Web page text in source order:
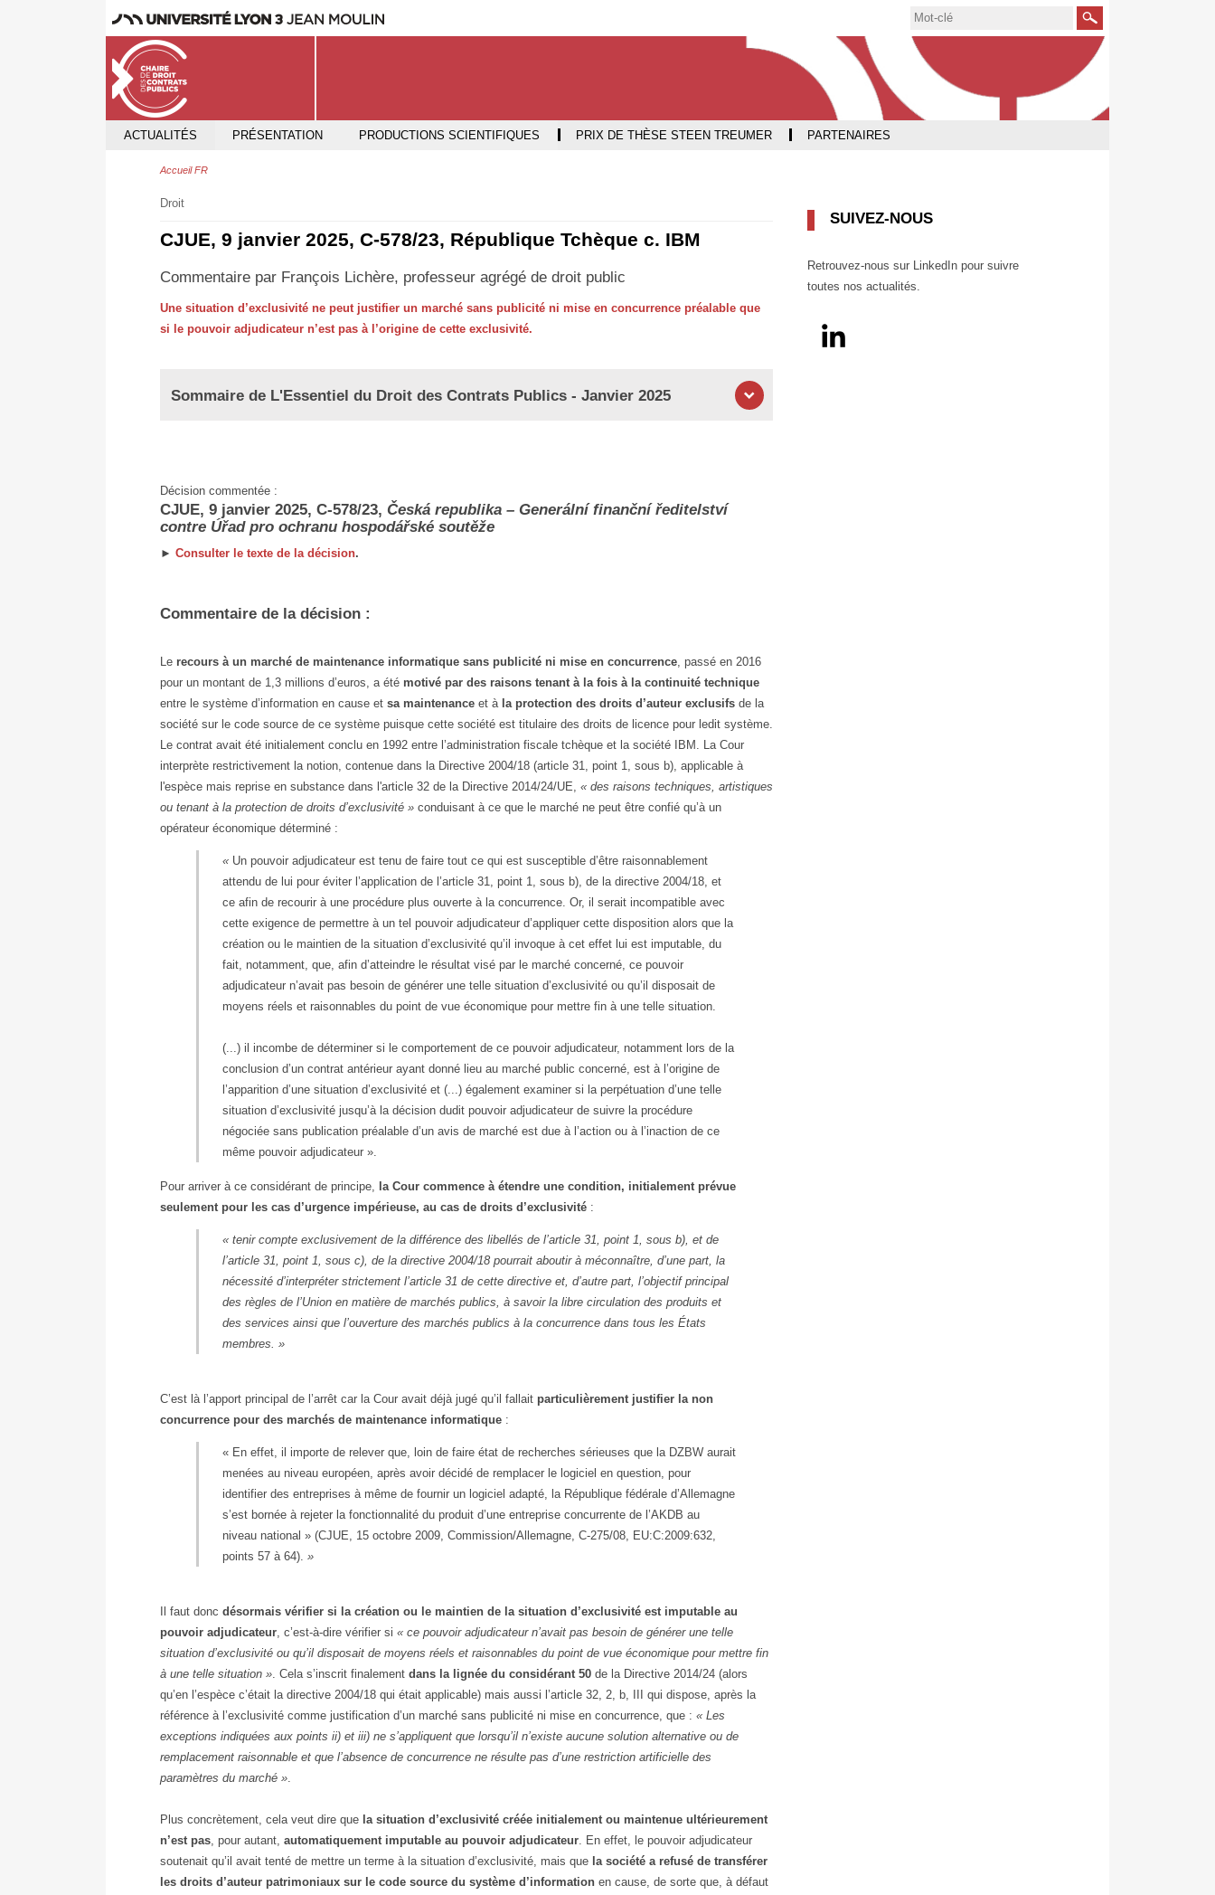
Rechercher
ACTUALITÉS PRÉSENTATION PRODUCTIONS SCIENTIFIQUES PRIX DE THÈSE STEEN TREUMER PARTENAIRES
Accueil FR
Droit
CJUE, 9 janvier 2025, C‑578/23, République Tchèque c. IBM
Commentaire par François Lichère, professeur agrégé de droit public
Une situation d’exclusivité ne peut justifier un marché sans publicité ni mise en concurrence préalable que
si le pouvoir adjudicateur n’est pas à l’origine de cette exclusivité.
Sommaire de L'Essentiel du Droit des Contrats Publics - Janvier 2025
Décision commentée :
CJUE, 9 janvier 2025, C‑578/23, Česká republika – Generální finanční ředitelství
contre Úřad pro ochranu hospodářské soutěže
► Consulter le texte de la décision.
Commentaire de la décision :
Le recours à un marché de maintenance informatique sans publicité ni mise en concurrence , passé en 2016
pour un montant de 1,3 millions d’euros, a été motivé par des raisons tenant à la fois à la continuité technique
entre le système d’information en cause et sa maintenance et à la protection des droits d’auteur exclusifs de la
société sur le code source de ce système puisque cette société est titulaire des droits de licence pour ledit système.
Le contrat avait été initialement conclu en 1992 entre l’administration fiscale tchèque et la société IBM. La Cour
interprète restrictivement la notion, contenue dans la Directive 2004/18 (article 31, point 1, sous b), applicable à
l'espèce mais reprise en substance dans l'article 32 de la Directive 2014/24/UE, « des raisons techniques, artistiques
ou tenant à la protection de droits d’exclusivité » conduisant à ce que le marché ne peut être confié qu’à un
opérateur économique déterminé :
« Un pouvoir adjudicateur est tenu de faire tout ce qui est susceptible d’être raisonnablement
attendu de lui pour éviter l’application de l’article 31, point 1, sous b), de la directive 2004/18, et
ce afin de recourir à une procédure plus ouverte à la concurrence. Or, il serait incompatible avec
cette exigence de permettre à un tel pouvoir adjudicateur d’appliquer cette disposition alors que la
création ou le maintien de la situation d’exclusivité qu’il invoque à cet effet lui est imputable, du
fait, notamment, que, afin d’atteindre le résultat visé par le marché concerné, ce pouvoir
adjudicateur n’avait pas besoin de générer une telle situation d’exclusivité ou qu’il disposait de
moyens réels et raisonnables du point de vue économique pour mettre fin à une telle situation.
(...) il incombe de déterminer si le comportement de ce pouvoir adjudicateur, notamment lors de la
conclusion d’un contrat antérieur ayant donné lieu au marché public concerné, est à l’origine de
l’apparition d’une situation d’exclusivité et (...) également examiner si la perpétuation d’une telle
situation d’exclusivité jusqu’à la décision dudit pouvoir adjudicateur de suivre la procédure
négociée sans publication préalable d’un avis de marché est due à l’action ou à l’inaction de ce
même pouvoir adjudicateur ».
Pour arriver à ce considérant de principe,
la Cour commence à étendre une condition, initialement prévue
seulement pour les cas d’urgence impérieuse, au cas de droits d’exclusivité :
« tenir compte exclusivement de la différence des libellés de l’article 31, point 1, sous b), et de
l’article 31, point 1, sous c), de la directive 2004/18 pourrait aboutir à méconnaître, d’une part, la
nécessité d’interpréter strictement l’article 31 de cette directive et, d’autre part, l’objectif principal
des règles de l’Union en matière de marchés publics, à savoir la libre circulation des produits et
des services ainsi que l’ouverture des marchés publics à la concurrence dans tous les États
membres. »
C’est là l’apport principal de l’arrêt car la Cour avait déjà jugé qu’il fallait particulièrement justifier la non
concurrence pour des marchés de maintenance informatique :
« En effet, il importe de relever que, loin de faire état de recherches sérieuses que la DZBW aurait
menées au niveau européen, après avoir décidé de remplacer le logiciel en question, pour
identifier des entreprises à même de fournir un logiciel adapté, la République fédérale d’Allemagne
s’est bornée à rejeter la fonctionnalité du produit d’une entreprise concurrente de l’AKDB au
niveau national » (CJUE, 15 octobre 2009, Commission/Allemagne, C‑275/08, EU:C:2009:632,
points 57 à 64).»
Il faut donc désormais vérifier si la création ou le maintien de la situation d’exclusivité est imputable au
pouvoir adjudicateur, c’est-à-dire vérifier si « ce pouvoir adjudicateur n’avait pas besoin de générer une telle
situation d’exclusivité ou qu’il disposait de moyens réels et raisonnables du point de vue économique pour mettre fin
à une telle situation ». Cela s’inscrit finalement dans la lignée du considérant 50 de la Directive 2014/24 (alors
qu’en l’espèce c’était la directive 2004/18 qui était applicable) mais aussi l’article 32, 2, b, III qui dispose, après la
référence à l’exclusivité comme justification d’un marché sans publicité ni mise en concurrence, que : « Les
exceptions indiquées aux points ii) et iii) ne s’appliquent que lorsqu’il n’existe aucune solution alternative ou de
remplacement raisonnable et que l’absence de concurrence ne résulte pas d’une restriction artificielle des
paramètres du marché ».
Plus concrètement, cela veut dire que la situation d’exclusivité créée initialement ou maintenue ultérieurement
n’est pas, pour autant, automatiquement imputable au pouvoir adjudicateur. En effet, le pouvoir adjudicateur
soutenait qu’il avait tenté de mettre un terme à la situation d’exclusivité, mais que la société a refusé de transférer
les droits d’auteur patrimoniaux sur le code source du système d’information en cause, de sorte que, à défaut
SUIVEZ-NOUS
Retrouvez-nous sur LinkedIn pour suivre
toutes nos actualités.